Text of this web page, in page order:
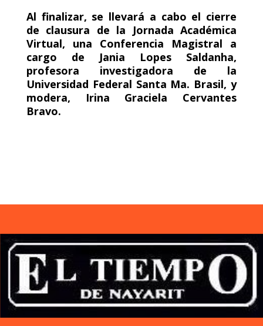
Al finalizar, se llevará a cabo el cierre
de clausura de la Jornada Académica
Virtual, una Conferencia Magistral a
cargo de Jania Lopes Saldanha,
profesora investigadora de la
Universidad Federal Santa Ma. Brasil, y
modera, Irina Graciela Cervantes
Bravo.